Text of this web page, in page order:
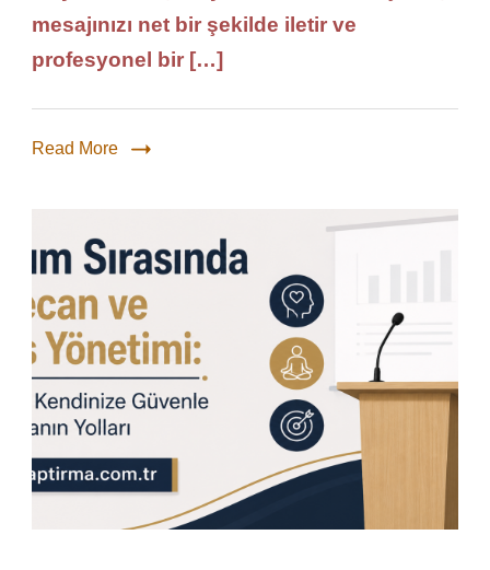
mesajınızı net bir şekilde iletir ve
profesyonel bir […]
Read More